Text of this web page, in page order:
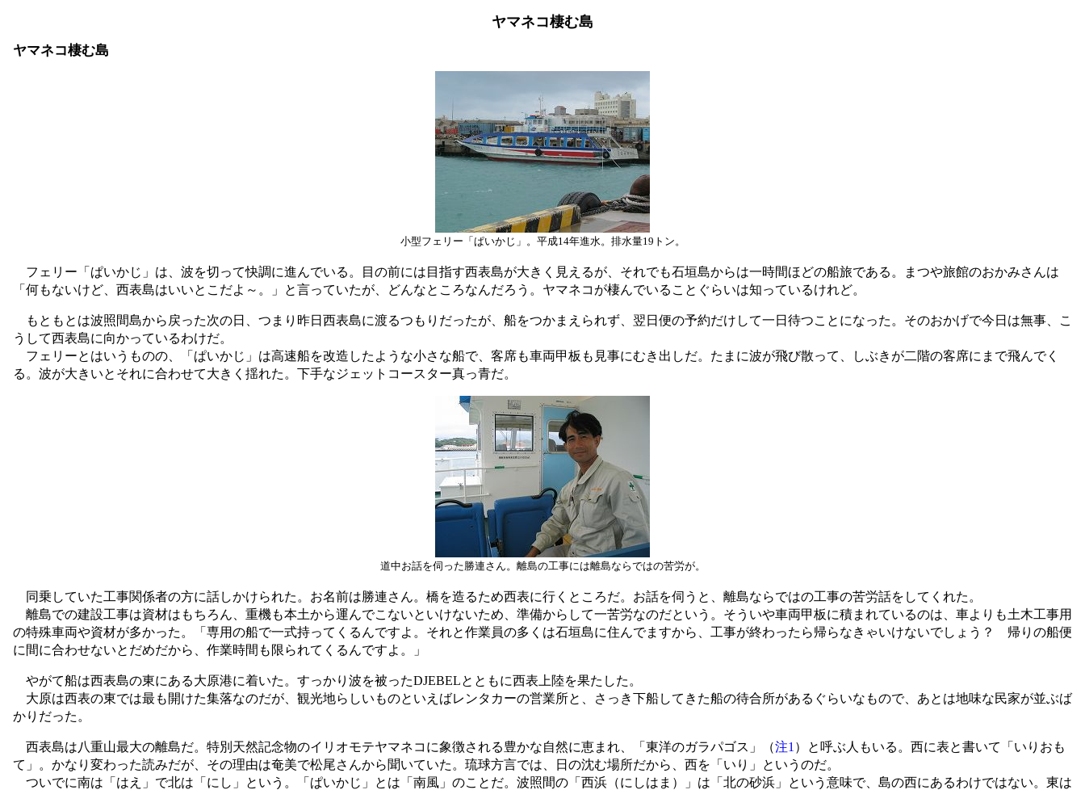
ヤマネコ棲む島
ヤマネコ棲む島
小型フェリー「ぱいかじ」。平成14年進水。排水量19トン。
フェリー「ぱいかじ」は、波を切って快調に進んでいる。目の前には目指す西表島が大きく見えるが、それでも石垣島からは一時間ほどの船旅である。まつや旅館のおかみさんは
「何もないけど、西表島はいいとこだよ～。」と言っていたが、どんなところなんだろう。ヤマネコが棲んでいることぐらいは知っているけれど。
もともとは波照間島から戻った次の日、つまり昨日西表島に渡るつもりだったが、船をつかまえられず、翌日便の予約だけして一日待つことになった。そのおかげで今日は無事、こ
うして西表島に向かっているわけだ。
フェリーとはいうものの、「ぱいかじ」は高速船を改造したような小さな船で、客席も車両甲板も見事にむき出しだ。たまに波が飛び散って、しぶきが二階の客席にまで飛んでく
る。波が大きいとそれに合わせて大きく揺れた。下手なジェットコースター真っ青だ。
道中お話を伺った勝連さん。離島の工事には離島ならではの苦労が。
同乗していた工事関係者の方に話しかけられた。お名前は勝連さん。橋を造るため西表に行くところだ。お話を伺うと、離島ならではの工事の苦労話をしてくれた。
離島での建設工事は資材はもちろん、重機も本土から運んでこないといけないため、準備からして一苦労なのだという。そういや車両甲板に積まれているのは、車よりも土木工事用
の特殊車両や資材が多かった。「専用の船で一式持ってくるんですよ。それと作業員の多くは石垣島に住んでますから、工事が終わったら帰らなきゃいけないでしょう？ 帰りの船便
に間に合わせないとだめだから、作業時間も限られてくるんですよ。」
やがて船は西表島の東にある大原港に着いた。すっかり波を被ったDJEBELとともに西表上陸を果たした。
大原は西表の東では最も開けた集落なのだが、観光地らしいものといえばレンタカーの営業所と、さっき下船してきた船の待合所があるぐらいなもので、あとは地味な民家が並ぶば
かりだった。
西表島は八重山最大の離島だ。特別天然記念物のイリオモテヤマネコに象徴される豊かな自然に恵まれ、「東洋のガラパゴス」（注1 ）と呼ぶ人もいる。西に表と書いて「いりおも
て」。かなり変わった読みだが、その理由は奄美で松尾さんから聞いていた。琉球方言では、日の沈む場所だから、西を「いり」というのだ。
ついでに南は「はえ」で北は「にし」という。「ぱいかじ」とは「南風」のことだ。波照間の「西浜（にしはま）」は「北の砂浜」という意味で、島の西にあるわけではない。東は